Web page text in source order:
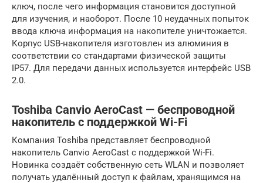
ключ, после чего информация становится доступной
для изучения, и наоборот. После 10 неудачных попыток
ввода ключа информация на накопителе уничтожается.
Корпус USB-накопителя изготовлен из алюминия в
соответствии со стандартами физической защиты
IP57. Для передачи данных используется интерфейс USB
2.0.
Toshiba Canvio AeroCast — беспроводной
накопитель с поддержкой Wi-Fi
Компания Toshiba представляет беспроводной
накопитель Canvio AeroCast с поддержкой Wi-Fi.
Новинка создаёт собственную сеть WLAN и позволяет
получать удалённый доступ к файлам, хранящимся на